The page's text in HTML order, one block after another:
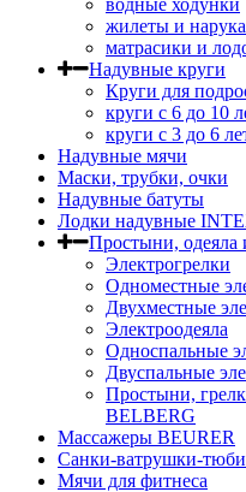
жилеты и
матрасики и
Надувные круги
Круги для
круги с 6 до 10
круги c 3 до 6
Надувные мячи
Маски, трубки, очки
Надувные батуты
Лодки надувные
Простыни, одеяла
Электрогрелки
Одноместные
Двухместные
Электроодеяла
Односпальные
Двуспальные
Простыни,
BELBERG
Массажеры BEURER
Санки-ватрушки-
Мячи для фитнеса